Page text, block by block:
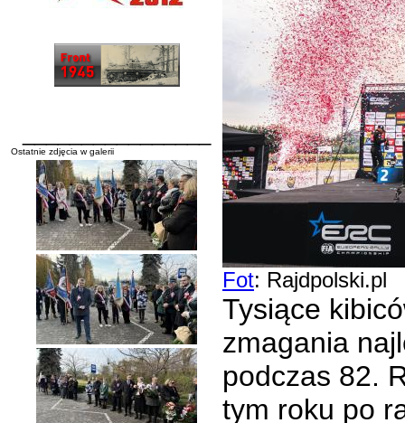
Ostatnie zdjęcia w galerii
Fot: Rajdpolski.pl
Tysiące
zmagania
podczas 82.
tym roku po